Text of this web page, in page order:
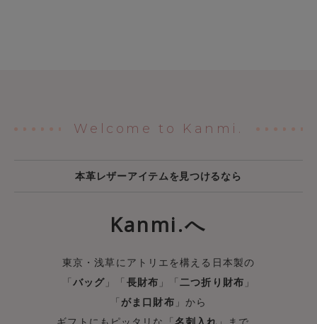
Welcome to Kanmi.
本革レザーアイテムを見つけるなら
Kanmi.へ
東京・浅草にアトリエを構える日本製の
「バッグ 」「 長財布 」「二つ折り財布 」
「 がま口財布 」から